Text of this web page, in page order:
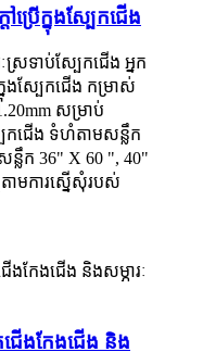
ប្រើក្នុងស្បែកជើង
រទាប់ស្បែកជើង អ្នក
ងស្បែកជើង កម្រាស់
សម្រាប់
ែកជើង ទំហំតាមសន្លឹក
ក 36" X 60 ", 40"
ាមការស្នើសុំរបស់
ជើងកែងជើង និង